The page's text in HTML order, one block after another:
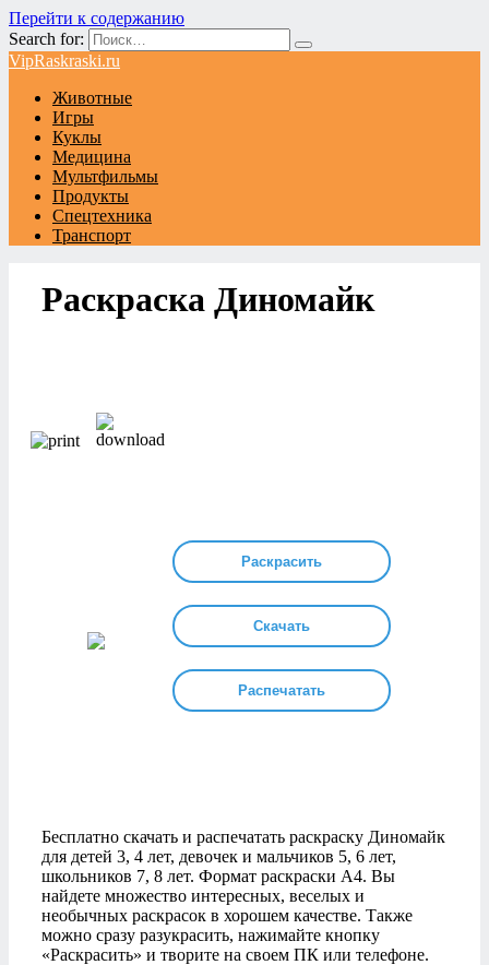
Перейти к содержанию
Search for:
VipRaskraski.ru
Животные
Игры
Куклы
Медицина
Мультфильмы
Продукты
Спецтехника
Транспорт
Раскраска Диномайк
Раскрасить
Скачать
Распечатать
Бесплатно скачать и распечатать раскраску Диномайк
для детей 3, 4 лет, девочек и мальчиков 5, 6 лет,
школьников 7, 8 лет. Формат раскраски А4. Вы
найдете множество интересных, веселых и
необычных раскрасок в хорошем качестве. Также
можно сразу разукрасить, нажимайте кнопку
«Раскрасить» и творите на своем ПК или телефоне.